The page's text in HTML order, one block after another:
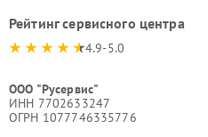
Рейтинг сервисного центра
4.9-5.0
ООО "Русервис"
ИНН 7702633247
ОГРН 1077746335776